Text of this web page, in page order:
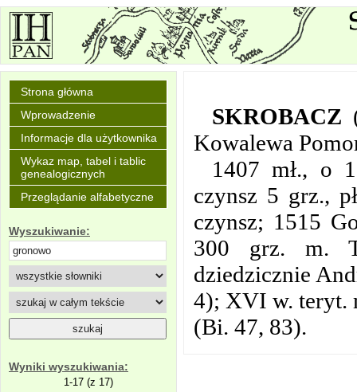
Strona główna
Wprowadzenie
Informacje dla użytkownika
Wykaz map, tabel i tablic
genealogicznych
Przeglądanie alfabetyczne
Wyszukiwanie:
Wyniki wyszukiwania:
1-17 (z 17)
SKROBACZ
Kowalewa
1407 mł., o
czynsz 5 grz.,
czynsz; 1515
300 grz. m.
dziedzicznie
4); XVI w. teryt.
(Bi. 47, 83).